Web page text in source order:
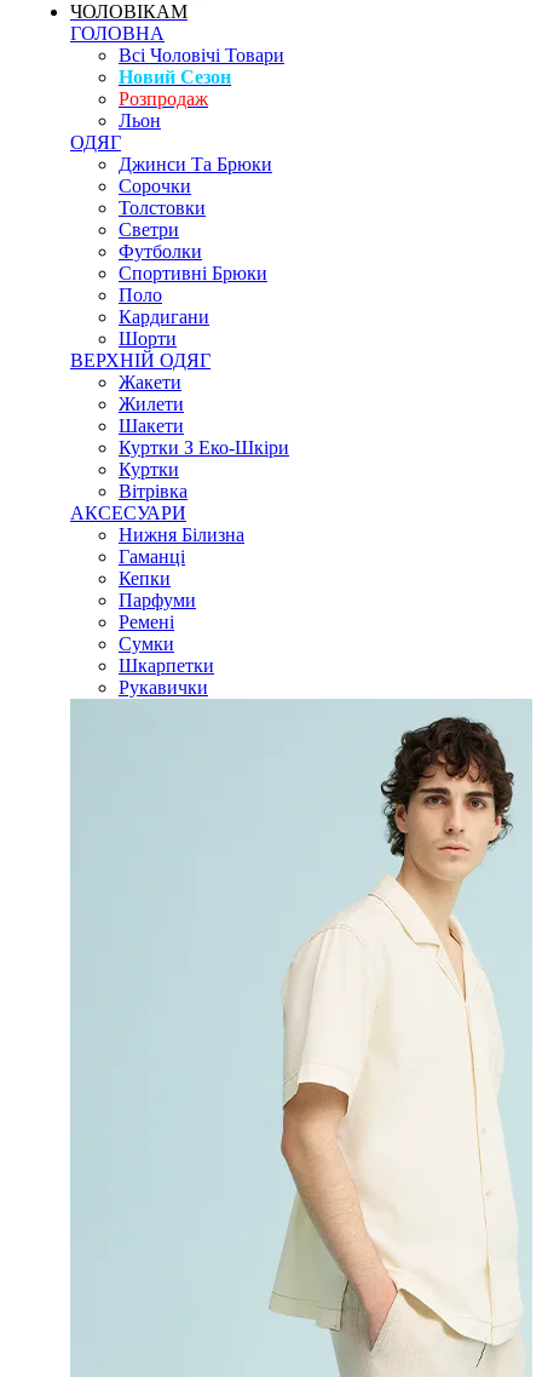
ЧОЛОВІКАМ
ГОЛОВНА
Всі Чоловічі Товари
Новий Сезон
Розпродаж
Льон
ОДЯГ
Джинси Та Брюки
Сорочки
Толстовки
Светри
Футболки
Спортивні Брюки
Поло
Кардигани
Шорти
ВЕРХНІЙ ОДЯГ
Жакети
Жилети
Шакети
Куртки З Еко-Шкіри
Куртки
Вітрівка
АКСЕСУАРИ
Нижня Білизна
Гаманці
Кепки
Парфуми
Ремені
Сумки
Шкарпетки
Рукавички